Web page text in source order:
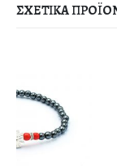
ΣΧΕΤΙΚΆ